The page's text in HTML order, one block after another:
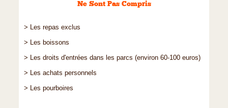
Ne Sont Pas Compris
> Les repas exclus
> Les boissons
> Les droits d'entrées dans les parcs (environ 60-100 euros)
> Les achats personnels
> Les pourboires